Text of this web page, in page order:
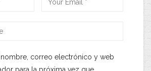
nombre, correo electrónico y web